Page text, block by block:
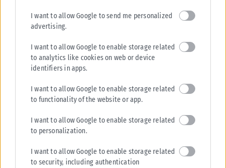
I want to allow Google to send me personalized
advertising.
I want to allow Google to enable storage related
to analytics like cookies on web or device
identifiers in apps.
I want to allow Google to enable storage related
to functionality of the website or app.
I want to allow Google to enable storage related
to personalization.
I want to allow Google to enable storage related
to security, including authentication